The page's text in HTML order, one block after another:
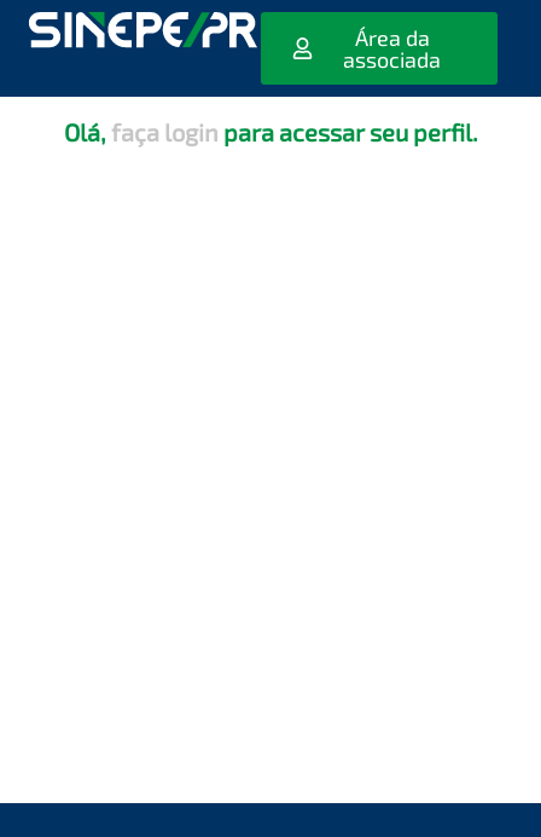
Área da
associada
[editar_escola_usuario]
Olá, faça login para acessar seu perfil.